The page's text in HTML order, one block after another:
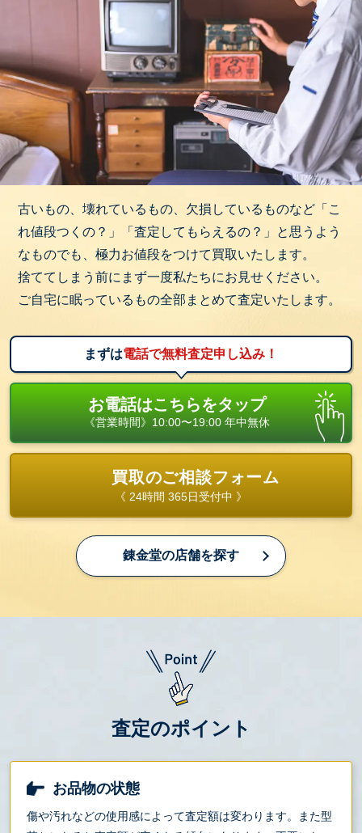
古いもの、壊れているもの、欠損しているものなど「こ
れ値段つくの？」「査定してもらえるの？」と思うよう
なものでも、極力お値段をつけて買取いたします。
捨ててしまう前にまず一度私たちにお見せください。
ご自宅に眠っているもの全部まとめて査定いたします。
まずは電話で無料査定申し込み！
お電話はこちらをタップ
《営業時間》10:00〜19:00 年中無休
買取のご相談フォーム
《 24時間 365日受付中 》
錬金堂の店舗を探す
査定のポイント
お品物の状態
傷や汚れなどの使用感によって査定額は変わります。また型